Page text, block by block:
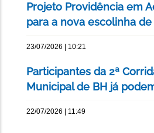
Projeto Providência em
para a nova escolinha
23/07/2026 | 10:21
Participantes da 2ª
Municipal de BH já
22/07/2026 | 11:49